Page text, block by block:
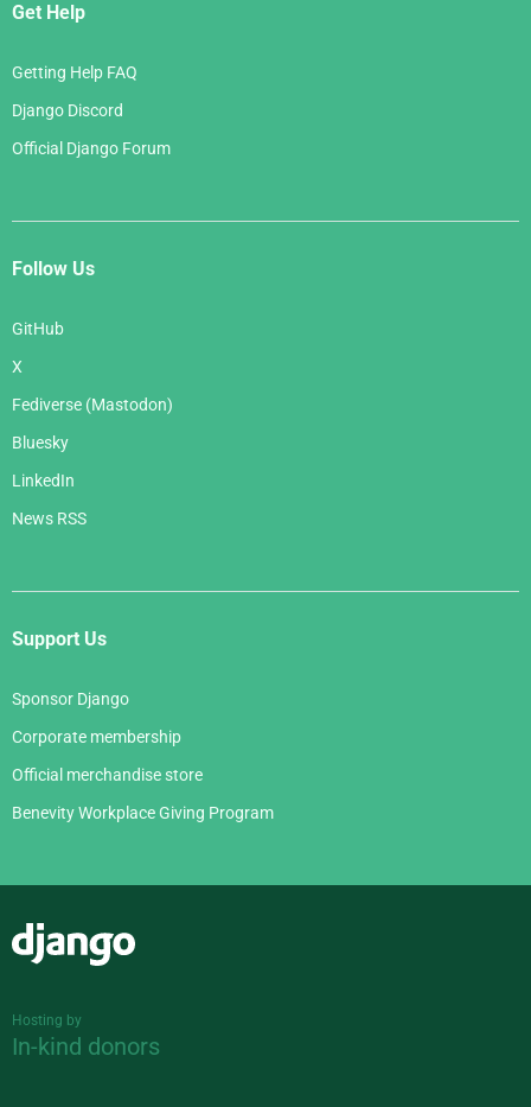
Get Help
Getting Help FAQ
Django Discord
Official Django Forum
Follow Us
GitHub
X
Fediverse (Mastodon)
Bluesky
LinkedIn
News RSS
Support Us
Sponsor Django
Corporate membership
Official merchandise store
Benevity Workplace Giving Program
Hosting by
In-kind donors